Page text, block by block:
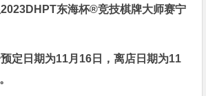
东海杯®竞技棋牌大师赛宁
预定日期为11月16日，离店日期为11
。